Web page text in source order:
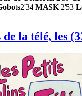
2'34 MASK 2'53
la télé, les